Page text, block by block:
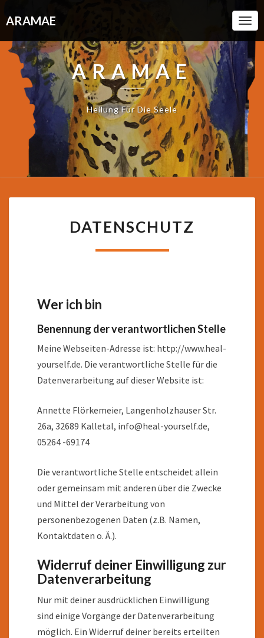
ARAMAE
ARAMAE
Heilung Für Die Seele
DATENSCHUTZ
Wer ich bin
Benennung der verantwortlichen Stelle
Meine Webseiten-Adresse ist: http://www.heal-
yourself.de. Die verantwortliche Stelle für die
Datenverarbeitung auf dieser Website ist:
Annette Flörkemeier, Langenholzhauser Str.
26a, 32689 Kalletal, info@heal-yourself.de,
05264 -69174
Die verantwortliche Stelle entscheidet allein
oder gemeinsam mit anderen über die Zwecke
und Mittel der Verarbeitung von
personenbezogenen Daten (z.B. Namen,
Kontaktdaten o. Ä.).
Widerruf deiner Einwilligung zur
Datenverarbeitung
Nur mit deiner ausdrücklichen Einwilligung
sind einige Vorgänge der Datenverarbeitung
möglich. Ein Widerruf deiner bereits erteilten